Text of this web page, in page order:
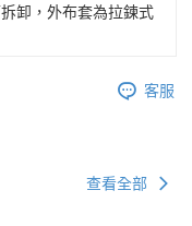
卸，外布套為拉鍊式
客服
查看全部